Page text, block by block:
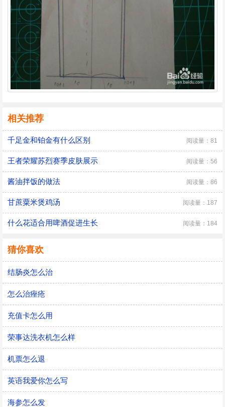
相关推荐
千足金和铂金有什么区别 阅读量：81
王者荣耀苏烈赛季皮肤展示 阅读量：56
酱油拌饭的做法 阅读量：86
甘蔗粟米煲鸡汤 阅读量：187
什么花适合用啤酒促进生长 阅读量：184
猜你喜欢
结肠炎怎么治
怎么治痤疮
充值卡怎么用
荣事达洗衣机怎么样
机票怎么退
英语我爱你怎么写
海参怎么发